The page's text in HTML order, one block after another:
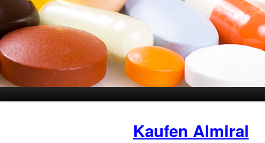
Kaufen Almiral